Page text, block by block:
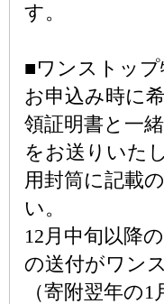
す。
■ワンストッ
お申込み時に
領証明書と一
をお送りいた
用封筒に記載
い。
12月中旬以降
の送付がワン
（寄附翌年の